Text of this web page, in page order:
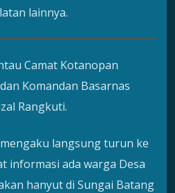
lainnya.
Camat Kotanopan
Komandan Basarnas
Rangkuti.
langsung turun ke
informasi ada warga Desa
hanyut di Sungai Batang